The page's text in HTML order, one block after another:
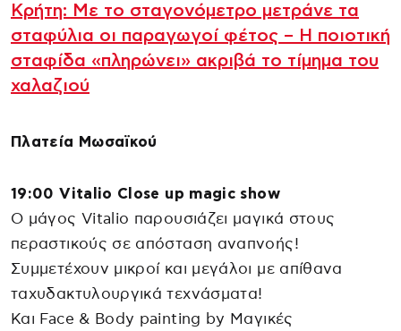
Κρήτη: Με το σταγονόμετρο μετράνε τα
σταφύλια οι παραγωγοί φέτος – Η ποιοτική
σταφίδα «πληρώνει» ακριβά το τίμημα του
χαλαζιού
Πλατεία Μωσαϊκού
19:00 Vitalio Close up magic show
Ο μάγος Vitalio παρουσιάζει μαγικά στους
περαστικούς σε απόσταση αναπνοής!
Συμμετέχουν μικροί και μεγάλοι με απίθανα
ταχυδακτυλουργικά τεχνάσματα!
Και Face & Body painting by Μαγικές